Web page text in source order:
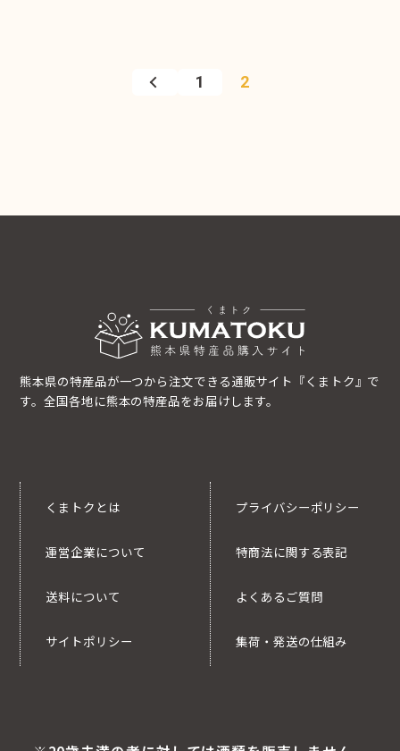
1 2
熊本県の特産品が一つから注文できる通販サイト『くまトク』で
す。全国各地に熊本の特産品をお届けします。
くまトクとは
運営企業について
送料について
サイトポリシー
プライバシーポリシー
特商法に関する表記
よくあるご質問
集荷・発送の仕組み